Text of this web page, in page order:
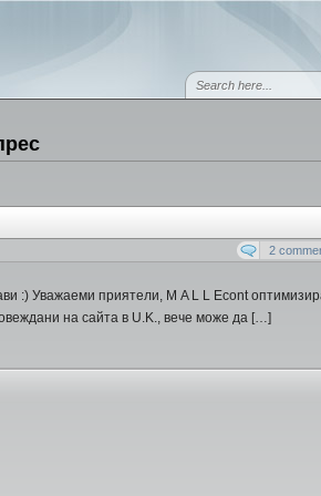
2
:) Уважаеми приятели, М A L L Econt
на сайта в U.K., вече може да […]